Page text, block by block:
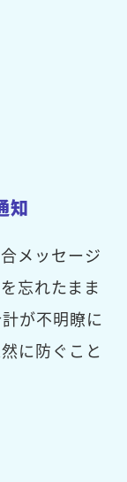
知
メッセージ
忘れたまま
が不明瞭に
に防ぐこと